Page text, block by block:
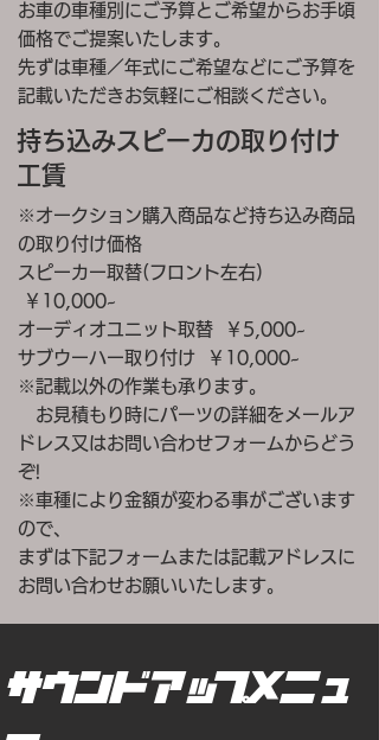
お車の車種別にご予算とご希望からお手頃
価格でご提案いたします。
先ずは車種／年式にご希望などにご予算を
記載いただきお気軽にご相談ください。
持ち込みスピーカの取り付け
工賃
※オークション購入商品など持ち込み商品
の取り付け価格
スピーカー取替(フロント左右)
￥10,000~
オーディオユニット取替 ￥5,000~
サブウーハー取り付け ￥10,000~
※記載以外の作業も承ります。
お見積もり時にパーツの詳細をメールア
ドレス又はお問い合わせフォームからどう
ぞ!
※車種により金額が変わる事がございます
ので、
まずは下記フォームまたは記載アドレスに
お問い合わせお願いいたします。
サウンドアップメニュ